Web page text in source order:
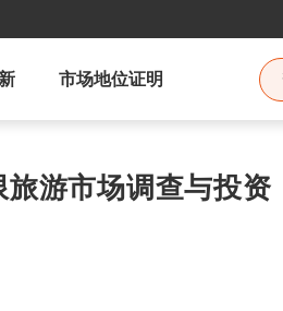
市场地位证明
游市场调查与投资